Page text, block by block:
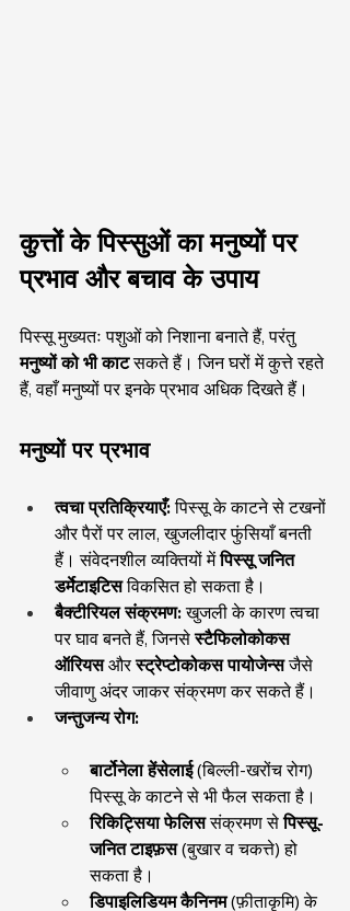
कुत्तों के पिस्सुओं का मनुष्यों पर
प्रभाव और बचाव के उपाय
पिस्सू मुख्यतः पशुओं को निशाना बनाते हैं, परंतु
मनुष्यों को भी काट सकते हैं। जिन घरों में कुत्ते रहते
हैं, वहाँ मनुष्यों पर इनके प्रभाव अधिक दिखते हैं।
मनुष्यों पर प्रभाव
त्वचा प्रतिक्रियाएँ: पिस्सू के काटने से टखनों
और पैरों पर लाल, खुजलीदार फुंसियाँ बनती
हैं। संवेदनशील व्यक्तियों में पिस्सू जनित
डर्मेटाइटिस विकसित हो सकता है।
बैक्टीरियल संक्रमण: खुजली के कारण त्वचा
पर घाव बनते हैं, जिनसे स्टैफिलोकोकस
ऑरियस और स्ट्रेप्टोकोकस पायोजेन्स जैसे
जीवाणु अंदर जाकर संक्रमण कर सकते हैं।
जन्तुजन्य रोग:
बार्टोनेला हेंसेलाई (बिल्ली-खरोंच रोग)
पिस्सू के काटने से भी फैल सकता है।
रिकिट्सिया फेलिस संक्रमण से पिस्सू-
जनित टाइफ़स (बुखार व चकत्ते) हो
सकता है।
डिपाइलिडियम कैनिनम (फ़ीताकृमि) के